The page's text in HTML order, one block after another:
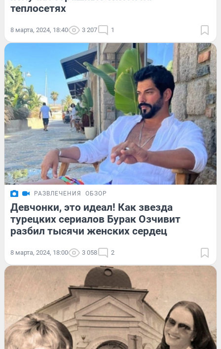
теплосетях
8 марта, 2024, 18:40 3 207 1
РАЗВЛЕЧЕНИЯ ОБЗОР
Девчонки, это идеал! Как звезда
турецких сериалов Бурак Озчивит
разбил тысячи женских сердец
8 марта, 2024, 18:00 3 058 2